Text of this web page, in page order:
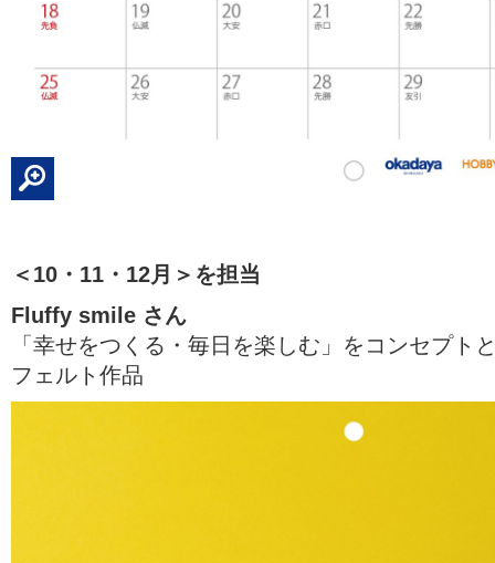
＜10・11・12月＞を担当
Fluffy smile さん
「幸せをつくる・毎日を楽しむ」をコンセプト
フェルト作品